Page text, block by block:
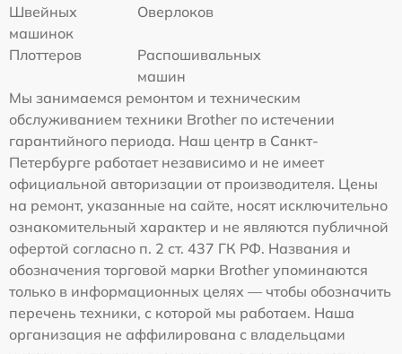
Швейных
машинок
Оверлоков
Плоттеров
Распошивальных
машин
Мы занимаемся ремонтом и техническим
обслуживанием техники Brother по истечении
гарантийного периода. Наш центр в Санкт-
Петербурге работает независимо и не имеет
официальной авторизации от производителя. Цены
на ремонт, указанные на сайте, носят исключительно
ознакомительный характер и не являются публичной
офертой согласно п. 2 ст. 437 ГК РФ. Названия и
обозначения торговой марки Brother упоминаются
только в информационных целях — чтобы обозначить
перечень техники, с которой мы работаем. Наша
организация не аффилирована с владельцами